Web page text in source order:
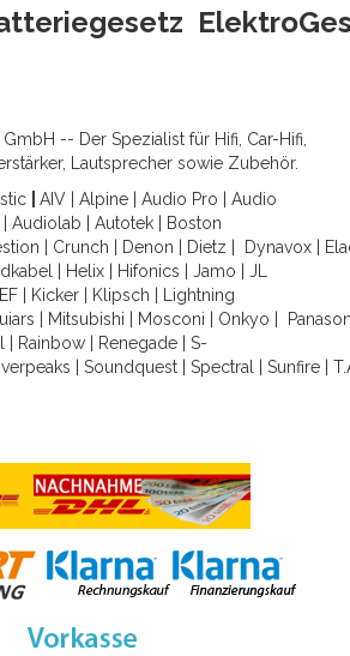
-- Der Spezialist für Hifi, Car-Hifi,
Lautsprecher sowie Zubehör.
AIV| Alpine| Audio Pro
Audio
Audiolab Autotek
Boston
Crunch Denon Dietz Dynavox
Helix Hifonics Jamo
JL
| Kicker| Klipsch
Lightning
Mitsubishi Mosconi Onkyo
Rainbow| Renegade| S-
Soundquest Spectral Sunfire